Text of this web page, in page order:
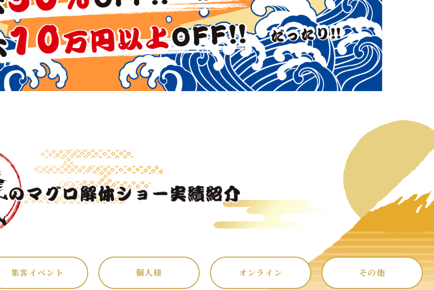
集客イベント 個人様 オンライン その他